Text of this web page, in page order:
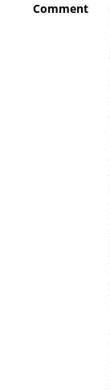
Comment